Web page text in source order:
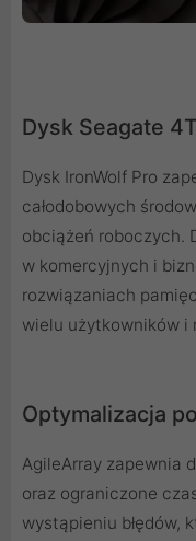
Dysk Seagate
Dysk IronWolf Pro
całodobowych
obciążeń roboczych.
w komercyjnych i
rozwiązaniach
wielu użytkowników i
Optymalizacja
AgileArray zapewnia
oraz ograniczone
wystąpieniu błędów,